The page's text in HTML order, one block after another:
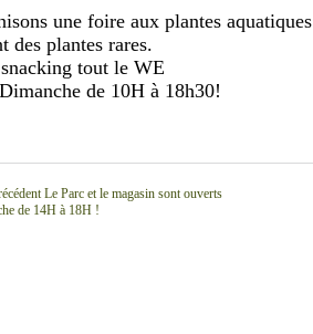
une foire aux plantes
des plantes rares.
tout le WE
de 10H à 18h30!
Le Parc et le magasin sont ouverts
de 14H à 18H !